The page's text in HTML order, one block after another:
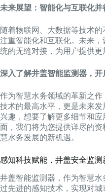
未来展望：智能化与互联化并
随着物联网、大数据等技术
注重智能化和互联化。未来
统的无缝对接，为用户提供更
深入了解井盖智能监测器，
作为智慧水务领域的革新之
技术的最高水平，更是未来
兴趣，想要了解更多细节和
面，我们将为您提供详尽的
慧水务发展的新机遇。
感知科技赋能，井盖安全监测
井盖智能监测器，作为智慧
过先进的感知技术，实现对